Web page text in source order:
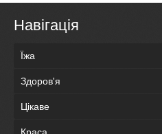
Навігація
Їжа
Здоров'я
Цікаве